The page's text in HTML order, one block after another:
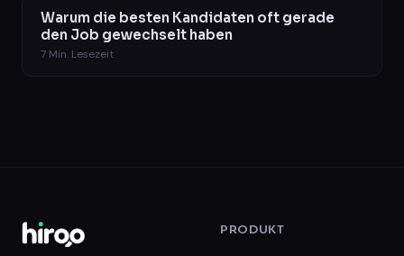
Warum die besten Kandidaten oft gerade
den Job gewechselt haben
7 Min. Lesezeit
PRODUKT